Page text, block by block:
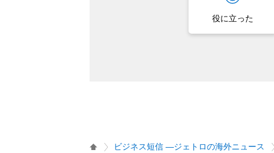
役に立った
ビジネス短信 ―ジェトロの海外ニュース